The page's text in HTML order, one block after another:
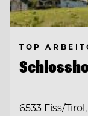
TOP
6533 Fiss/